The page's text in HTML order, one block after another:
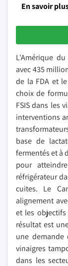
En savoir
L'Amérique
avec 435
de la FDA et
choix de
FSIS dans les
interventions
base de
fermentés et à
pour
réfrigérateur
cuites. Le
alignement
et les
résultat est
une demande
vinaigres
dans les